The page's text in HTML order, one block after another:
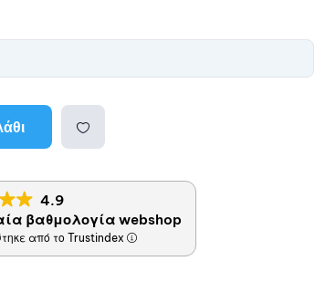
ήκη
στη
4.9
βαθμολογία webshop
από το Trustindex